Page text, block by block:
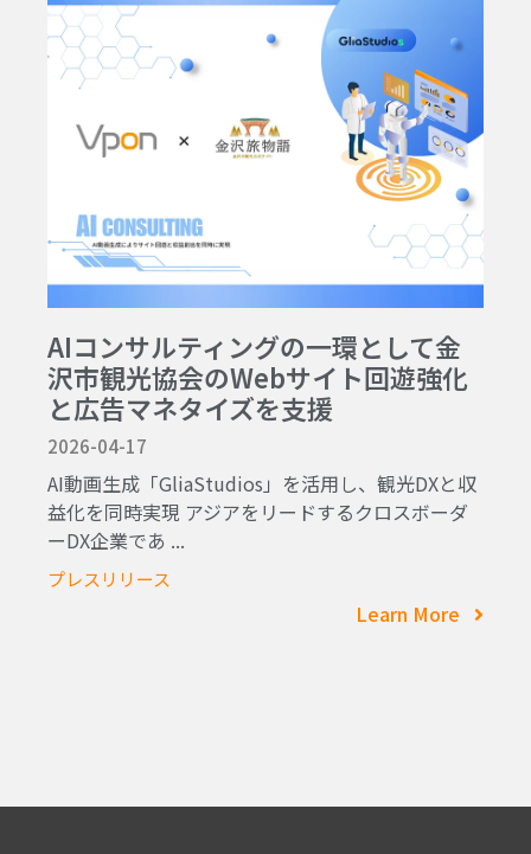
AIコンサルティングの一環として金
沢市観光協会のWebサイト回遊強化
と広告マネタイズを支援
2026-04-17
AI動画生成「GliaStudios」を活用し、観光DXと収
益化を同時実現 アジアをリードするクロスボーダ
ーDX企業であ ...
プレスリリース
Learn More